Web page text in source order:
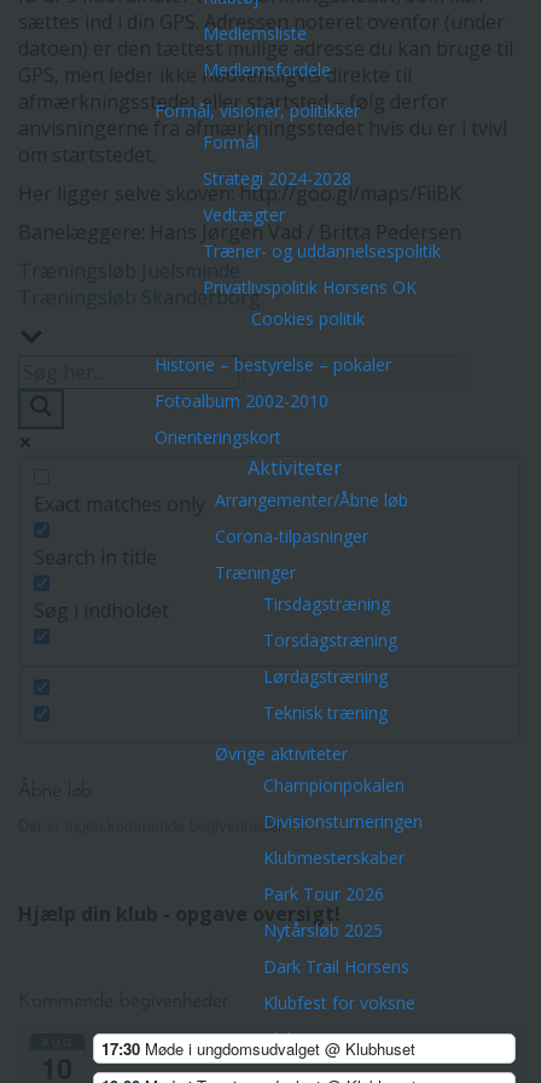
Medlemsliste
Medlemsfordele
Formål, visioner, politikker
Formål
Strategi 2024-2028
Vedtægter
Træner- og uddannelsespolitik
Privatlivspolitik Horsens OK
Cookies politik
Historie – bestyrelse – pokaler
Fotoalbum 2002-2010
Orienteringskort
Aktiviteter
Arrangementer/Åbne løb
Corona-tilpasninger
Træninger
Tirsdagstræning
Torsdagstræning
Lørdagstræning
Teknisk træning
Øvrige aktiviteter
Championpokalen
Divisionsturneringen
Klubmesterskaber
Park Tour 2026
Nytårsløb 2025
Dark Trail Horsens
Klubfest for voksne
Klubture
sættes ind i din GPS. Adressen noteret ovenfor (under
datoen) er den tættest mulige adresse du kan bruge til
GPS, men leder ikke nødvendigvis direkte til
afmærkningsstedet eller startsted – følg derfor
anvisningerne fra afmærkningsstedet hvis du er i tvivl
Her ligger selve skoven: http://goo.gl/maps/FiiBK
Banelæggere: Hans Jørgen Vad / Britta Pedersen
Indlægsnavigation
Træningsløb Skanderborg
Der er ingen kommende begivenheder.
17:30 Møde i ungdomsudvalget @ Klubhuset